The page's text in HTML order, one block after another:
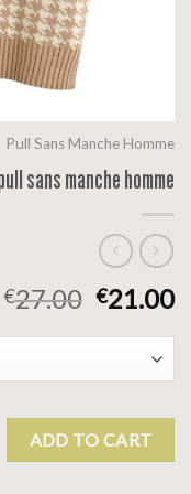
Pull Sans Manche Homme
sans manche homme
€27.00 €21.00
homme quantity
ADD TO CART